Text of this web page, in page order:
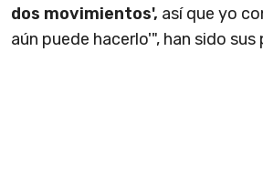
dos movimientos', así que yo
aún puede hacerlo'", han sido sus